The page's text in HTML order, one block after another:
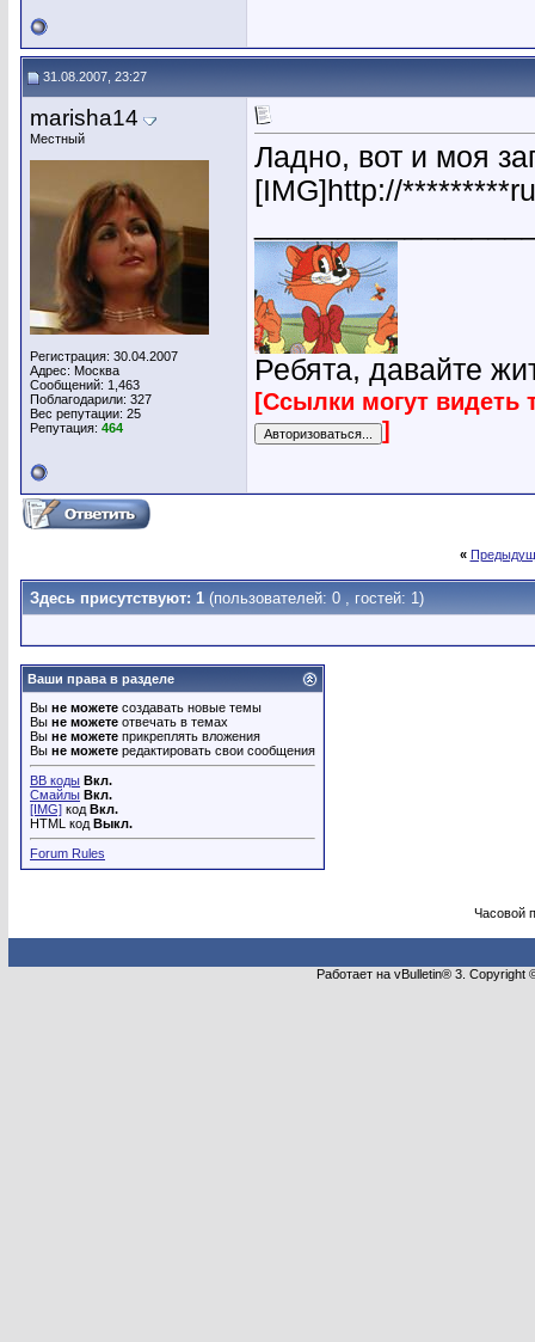
31.08.2007, 23:27
marisha14
Местный
Регистрация: 30.04.2007
Адрес: Москва
Сообщений: 1,463
Поблагодарили: 327
Вес репутации: 25
Репутация: 464
Ладно, вот и моя
[IMG]http://
Ребята, давайте
[Ссылки могут видеть
]
«
Здесь присутствуют: 1 (пользователей: 0 , гостей: 1)
Ваши права в разделе
Вы не можете создавать новые темы
Вы не можете отвечать в темах
Вы не можете прикреплять вложения
Вы не можете редактировать свои сообщения
BB коды Вкл.
Смайлы Вкл.
[IMG] код Вкл.
HTML код Выкл.
Forum Rules
Часовой
Работает на vBulletin® 3.